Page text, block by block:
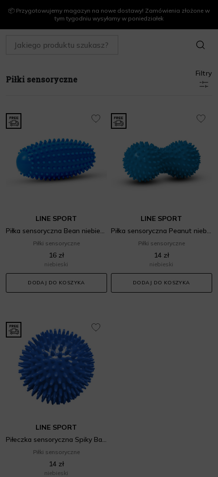
📦 Przygotowujemy magazyn na nowe dostawy! Zamówienia złożone w
tym tygodniu wysyłamy w poniedziałek
SZUKAJ
Piłki sensoryczne
Filtry
LINE SPORT
Piłka sensoryczna Bean niebieska
Piłki sensoryczne
16 zł
niebieski
DODAJ DO KOSZYKA
LINE SPORT
Piłka sensoryczna Peanut niebieska
Piłki sensoryczne
14 zł
niebieski
DODAJ DO KOSZYKA
LINE SPORT
Piłeczka sensoryczna Spiky Ball 10 cm niebieska
Piłki sensoryczne
14 zł
niebieski